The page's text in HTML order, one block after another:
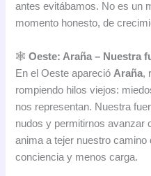
antes evitábamos. No es un
momento honesto, de
🕸️Oeste: Araña – Nuestra
En el Oeste apareció Araña,
rompiendo hilos viejos:
nos representan. Nuestra
nudos y permitirnos avanzar
anima a tejer nuestro
conciencia y menos carga.